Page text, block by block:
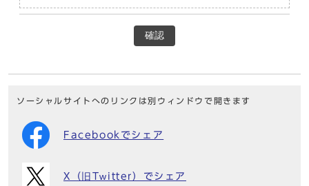
確認
ソーシャルサイトへのリンクは別ウィンドウで開きます
Facebookでシェア
X（旧Twitter）でシェア